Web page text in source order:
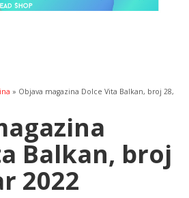
» Objava magazina Dolce Vita Balkan, broj 28,
Balkan, broj
2022